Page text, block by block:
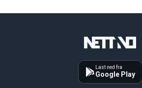
Last ned fra
Google Play